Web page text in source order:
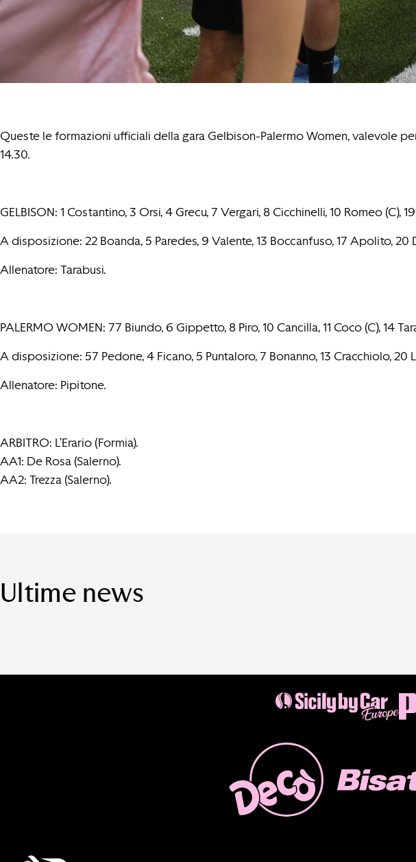
Queste le formazioni ufficiali della gara Gelbison-Palermo Women, valevole
14.30.
GELBISON: 1 Costantino, 3 Orsi, 4 Grecu, 7 Vergari, 8 Cicchinelli, 10 Romeo (C),
A disposizione: 22 Boanda, 5 Paredes, 9 Valente, 13 Boccanfuso, 17 Apolito, 20
Allenatore: Tarabusi.
PALERMO WOMEN: 77 Biundo, 6 Gippetto, 8 Piro, 10 Cancilla, 11 Coco (C), 14
A disposizione: 57 Pedone, 4 Ficano, 5 Puntaloro, 7 Bonanno, 13 Cracchiolo, 20
Allenatore: Pipitone.
ARBITRO: L’Erario (Formia).
AA1: De Rosa (Salerno).
AA2: Trezza (Salerno).
Ultime news